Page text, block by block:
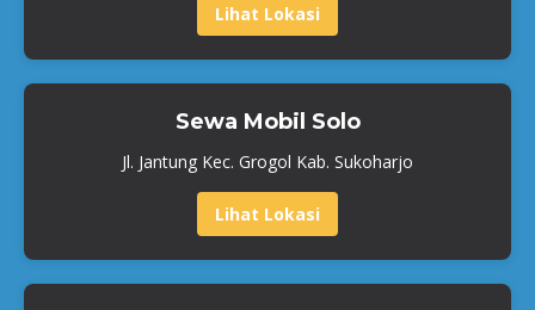
Lihat Lokasi
Sewa Mobil Solo
Jl. Jantung Kec. Grogol Kab. Sukoharjo
Lihat Lokasi